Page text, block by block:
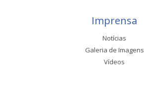
Imprensa
Notícias
Galeria de Imagens
Vídeos